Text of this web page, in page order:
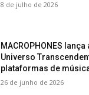
8 de julho de 2026
MACROPHONES
Universo
plataformas de
26 de junho de 2026